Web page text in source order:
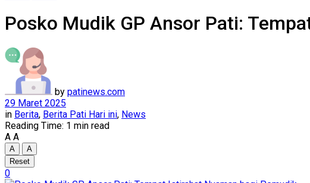
Posko Mudik GP Ansor Pati:
by patinews.com
29 Maret 2025
in Berita, Berita Pati Hari ini, News
Reading Time: 1 min read
A A
A
A
Reset
0